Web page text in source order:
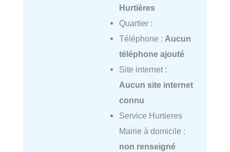
Hurtières
Quartier :
Téléphone : Aucun
téléphone ajouté
Site internet :
Aucun site internet
connu
Service Hurtieres
Mairie à domicile :
non renseigné